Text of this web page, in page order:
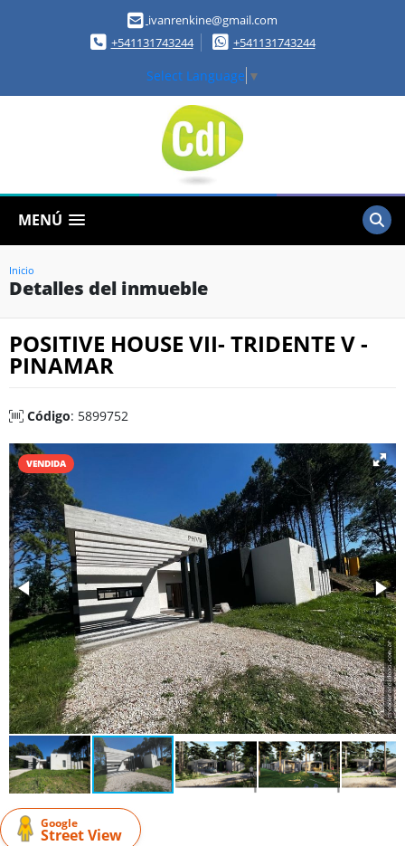
ivanrenkine@gmail.com
+541131743244
+541131743244
Select Language ▼
MENÚ
Inicio
Detalles del inmueble
POSITIVE HOUSE VII- TRIDENTE V -
PINAMAR
Código: 5899752
VENDIDA
Google
Street View